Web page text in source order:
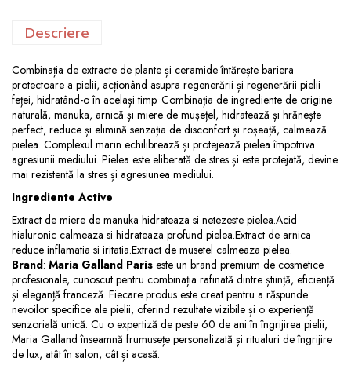
Descriere
Combinația de extracte de plante și ceramide întărește bariera
protectoare a pielii, acționând asupra regenerării și regenerării pielii
feței, hidratând-o în același timp. Combinația de ingrediente de origine
naturală, manuka, arnică și miere de mușețel, hidratează și hrănește
perfect, reduce și elimină senzația de disconfort și roșeață, calmează
pielea. Complexul marin echilibrează și protejează pielea împotriva
agresiunii mediului. Pielea este eliberată de stres și este protejată, devine
mai rezistentă la stres și agresiunea mediului.
Ingrediente Active
Extract de miere de manuka hidrateaza si netezeste pielea.Acid
hialuronic calmeaza si hidrateaza profund pielea.Extract de arnica
reduce inflamatia si iritatia.Extract de musetel calmeaza pielea.
Brand: Maria Galland Paris este un brand premium de cosmetice
profesionale, cunoscut pentru combinația rafinată dintre știință, eficiență
și eleganță franceză. Fiecare produs este creat pentru a răspunde
nevoilor specifice ale pielii, oferind rezultate vizibile și o experiență
senzorială unică. Cu o expertiză de peste 60 de ani în îngrijirea pielii,
Maria Galland înseamnă frumusețe personalizată și ritualuri de îngrijire
de lux, atât în salon, cât și acasă.